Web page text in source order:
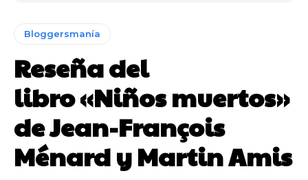
Bloggersmanía
Reseña del
libro «Niños muertos»
de Jean-François
Ménard y Martin Amis